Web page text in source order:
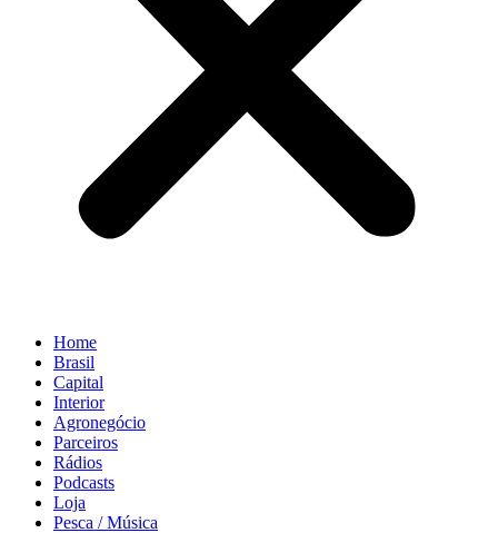
Home
Brasil
Capital
Interior
Agronegócio
Parceiros
Rádios
Podcasts
Loja
Pesca / Música